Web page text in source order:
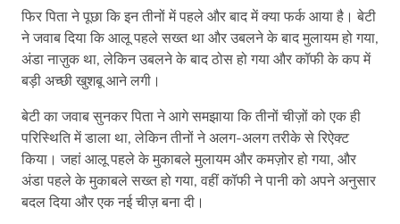
फिर पिता ने पूछा कि इन तीनों में पहले और बाद में क्या फर्क आया है। बेटी
ने जवाब दिया कि आलू पहले सख्त था और उबलने के बाद मुलायम हो गया,
अंडा नाज़ुक था, लेकिन उबलने के बाद ठोस हो गया और कॉफी के कप में
बड़ी अच्छी खुशबू आने लगी।
बेटी का जवाब सुनकर पिता ने आगे समझाया कि तीनों चीज़ों को एक ही
परिस्थिति में डाला था, लेकिन तीनों ने अलग-अलग तरीके से रिऐक्ट
किया। जहां आलू पहले के मुकाबले मुलायम और कमज़ोर हो गया, और
अंडा पहले के मुकाबले सख्त हो गया, वहीं कॉफी ने पानी को अपने अनुसार
बदल दिया और एक नई चीज़ बना दी।